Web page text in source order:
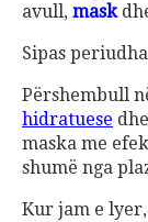
avull, mask
Sipas
Përshembull
hidratuese
maska me
shumë nga
Kur jam e